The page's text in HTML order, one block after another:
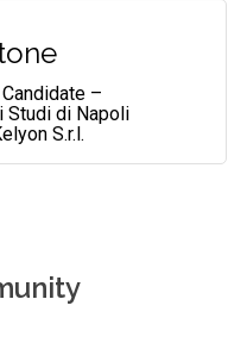
–
Studi di Napoli
S.r.l.